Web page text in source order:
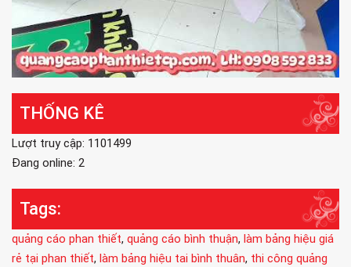
THỐNG KÊ
Lượt truy cập: 1101499
Đang online: 2
Tags:
quảng cáo phan thiết, quảng cáo bình thuận, làm bảng hiệu giá
rẻ tại phan thiết, làm bảng hiệu tai bình thuân, thi công quảng